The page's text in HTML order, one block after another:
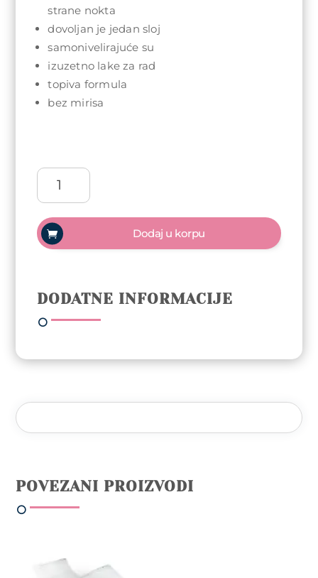
strane nokta
dovoljan je jedan sloj
samonivelirajuće su
izuzetno lake za rad
topiva formula
bez mirisa
Arty
Nails
trajni
lak
5ml
količina
Dodaj u korpu
DODATNE INFORMACIJE
POVEZANI PROIZVODI